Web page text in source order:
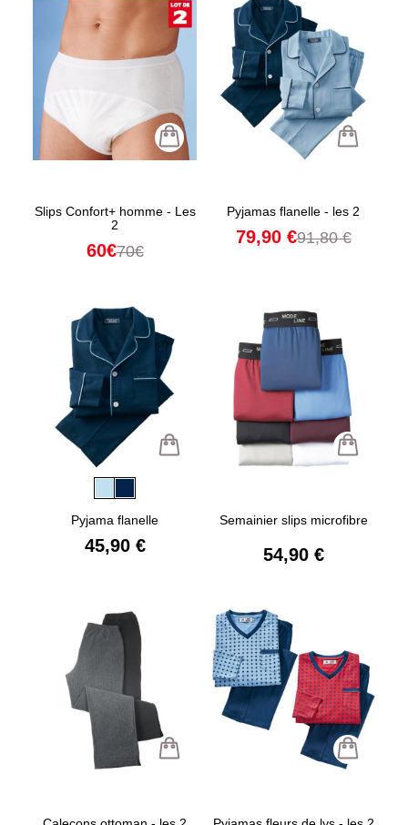
Slips Confort+ homme - Les
2
60€70€
Pyjamas flanelle - les 2
79,90 €91,80 €
Pyjama flanelle
45,90 €
Semainier slips microfibre
54,90 €